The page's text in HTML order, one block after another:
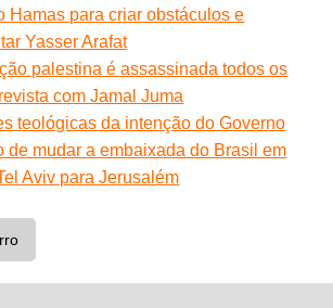
Hamas para criar obstáculos e
Yasser Arafat
palestina é assassinada todos os
com Jamal Juma
teológicas da intenção do Governo
de mudar a embaixada do Brasil em
Aviv para Jerusalém